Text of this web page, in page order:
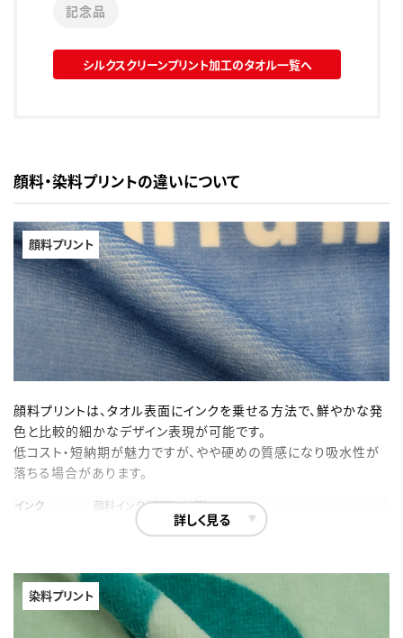
記念品
シルクスクリーンプリント加工のタオル一覧へ
顔料・染料プリントの違いについて
詳しく見る
顔料プリント
顔料プリントは、タオル表面にインクを乗せる方法で、鮮やかな発
色と比較的細かなデザイン表現が可能です。
低コスト・短納期が魅力ですが、やや硬めの質感になり吸水性が
落ちる場合があります。
インク
顔料インク（表面に付着）
比較的鮮やか、濃色が得意
納期
短い
肌触り
やや硬い
プリント面積による低下の可能性あり
染料プリント